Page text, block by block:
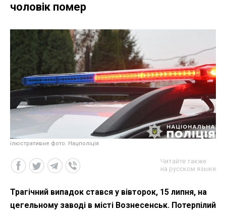
чоловік помер
ілюстративне фото: Нацполіція
Читайте также
на русском языке
Трагічний випадок стався у вівторок, 15 липня, на
цегельному заводі в місті Вознесенськ. Потерпілий